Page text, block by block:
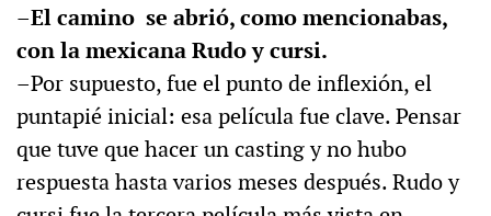
–El camino se abrió, como mencionabas,
con la mexicana Rudo y cursi.
–Por supuesto, fue el punto de inflexión, el
puntapié inicial: esa película fue clave. Pensar
que tuve que hacer un casting y no hubo
respuesta hasta varios meses después. Rudo y